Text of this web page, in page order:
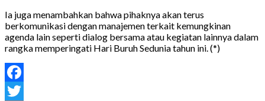
Ia juga menambahkan bahwa pihaknya akan terus
berkomunikasi dengan manajemen terkait kemungkinan
agenda lain seperti dialog bersama atau kegiatan lainnya dalam
rangka memperingati Hari Buruh Sedunia tahun ini. (*)
Facebook